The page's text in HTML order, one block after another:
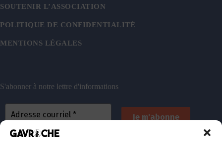
SOUTENIR L’ASSOCIATION
POLITIQUE DE CONFIDENTIALITÉ
MENTIONS LÉGALES
S'abonner à notre lettre d'informations